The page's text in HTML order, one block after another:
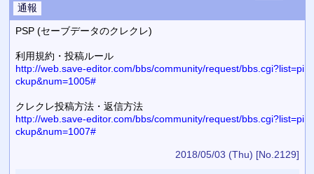
PSP (セーブデータのクレクレ)
利用規約・投稿ルール
http://web.save-editor.com/bbs/community/request/bbs.cgi?list=pi
ckup&num=1005#
クレクレ投稿方法・返信方法
http://web.save-editor.com/bbs/community/request/bbs.cgi?list=pi
ckup&num=1007#
2018/05/03 (Thu) [No.2129]